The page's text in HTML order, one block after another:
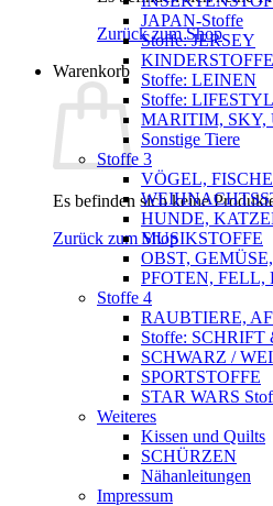
Zurück zum Shop
Warenkorb
Es befinden sich keine
Zurück zum Shop
JAPAN-Stoffe
Stoffe: JERSEY
KINDERSTOFFE
Stoffe: LEINEN
Stoffe:
MARITIM, SKY,
Sonstige Tiere
Stoffe 3
VÖGEL, FISCHE
HUNDE,
MUSIKSTOFFE
OBST,
PFOTEN, FELL,
Stoffe 4
RAUBTIERE,
Stoffe: SCHRIFT
SCHWARZ /
SPORTSTOFFE
STAR WARS
Weiteres
Kissen und Quilts
SCHÜRZEN
Nähanleitungen
Impressum